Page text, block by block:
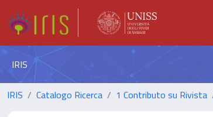
IRIS
IRIS Catalogo Ricerca 1 Contributo su Rivista